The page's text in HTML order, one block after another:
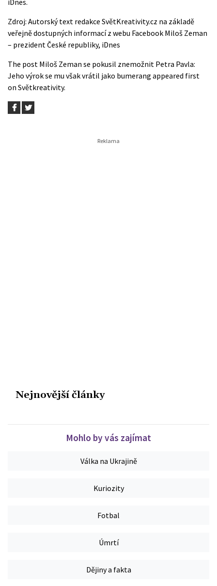
iDnes.
Zdroj: Autorský text redakce SvětKreativity.cz na základě
veřejně dostupných informací z webu Facebook Miloš Zeman
– prezident České republiky, iDnes
The post Miloš Zeman se pokusil znemožnit Petra Pavla:
Jeho výrok se mu však vrátil jako bumerang appeared first
on Světkreativity.
Nejnovější články
Mohlo by vás zajímat
Válka na Ukrajině
Kuriozity
Fotbal
Úmrtí
Dějiny a fakta